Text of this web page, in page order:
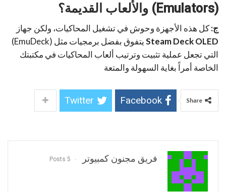
(Emulators) والألعاب القديمة؟
ج:كل هذه الأجهزة وحوش في تشغيل المحاكيات، ولكن جهاز
Steam Deck OLED
يتفوق بفضل برمجيات مثل (EmuDeck)
التي تجعل عملية تثبيت وترتيب ألعاب المحاكيات في مكتبتك
الخاصة أمراً بغاية السهولة والمتعة
Share
Facebook
Twitter
فريق مجنون كمبيوتر 5 Posts